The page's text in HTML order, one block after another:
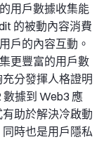
用戶數據收集能
的被動內容消費
戶的內容互動。
更豐富的用戶數
分發揮人格證明
據到 Web3 應
助於解決冷啟動
時也是用戶隱私